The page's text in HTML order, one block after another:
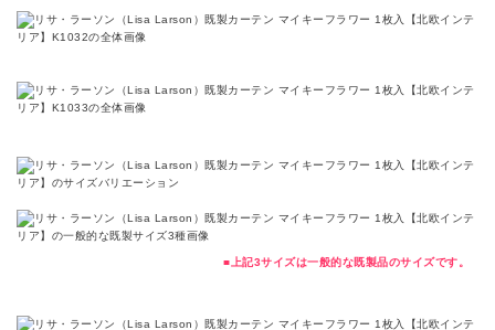
■上記3サイズは一般的な既製品のサイズです。